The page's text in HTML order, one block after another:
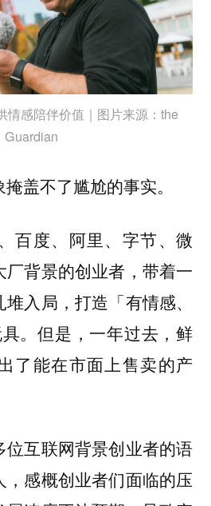
情感陪伴价值｜图片来源：the
Guardian
盖不了尴尬的事实。
百度、阿里、字节、微
背景的创业者，带着一
入局，打造「有情感、
。但是，一年过去，鲜
了能在市面上售卖的产
位互联网背景创业者的语
感概创业者们面临的压